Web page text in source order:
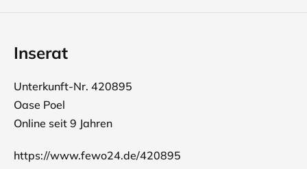
Inserat
Unterkunft-Nr. 420895
Oase Poel
Online seit 9 Jahren
https://www.fewo24.de/420895